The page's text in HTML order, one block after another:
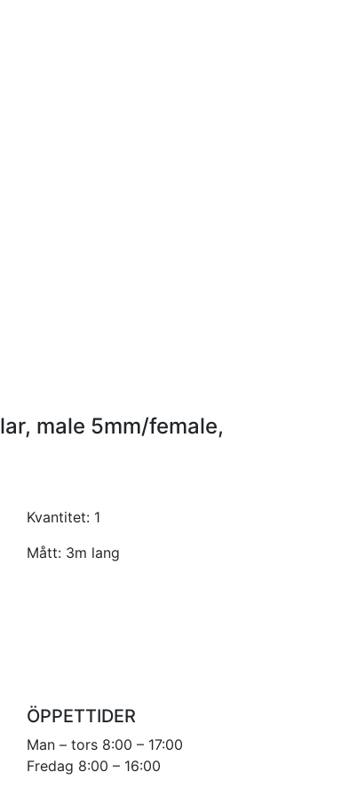
male 5mm/female,
Kvantitet: 1
Mått: 3m lang
ÖPPETTIDER
Man – tors 8:00 – 17:00
Fredag 8:00 – 16:00